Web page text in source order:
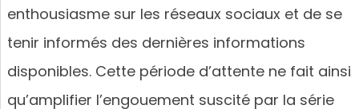
enthousiasme sur les réseaux sociaux et de se
tenir informés des dernières informations
disponibles. Cette période d’attente ne fait ainsi
qu’amplifier l’engouement suscité par la série